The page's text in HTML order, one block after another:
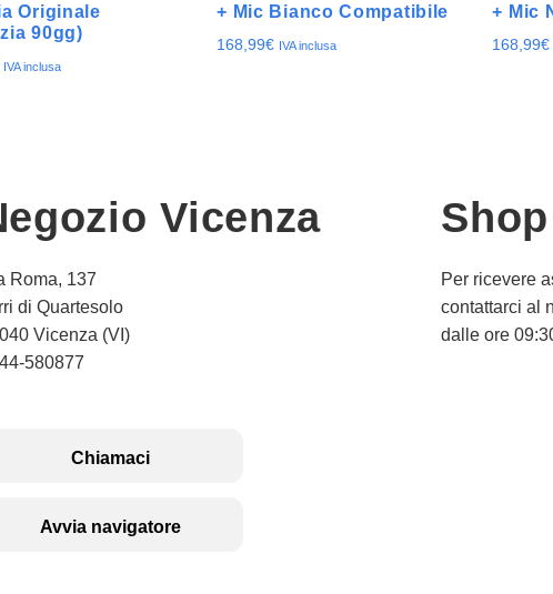
Originale
90gg)
IVA inclusa
+ Mic Bianco Compatibile
168,99€ IVA inclusa
+ Mic
168,99€
Vicenza
Roma, 137
di Quartesolo
Vicenza (VI)
580877
Chiamaci
Avvia navigatore
Per ricevere
contattarci al
dalle ore